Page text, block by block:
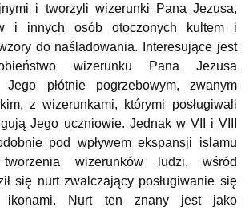
i tworzyli wizerunki Pana Jezusa,
i innych osób otoczonych kultem i
do naśladowania. Interesujące jest
wizerunku Pana Jezusa
płótnie pogrzebowym, zwanym
z wizerunkami, którymi posługiwali
Jego uczniowie. Jednak w VII i VIII
pod wpływem ekspansji islamu
tworzenia wizerunków ludzi, wśród
się nurt zwalczający posługiwanie się
ikonami. Nurt ten znany jest jako